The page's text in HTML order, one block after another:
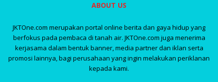
ABOUT US
JKTOne.com merupakan portal online berita dan gaya hidup yang
berfokus pada pembaca di tanah air. JKTOne.com juga menerima
kerjasama dalam bentuk banner, media partner dan iklan serta
promosi lainnya, bagi perusahaan yang ingin melakukan periklanan
kepada kami.